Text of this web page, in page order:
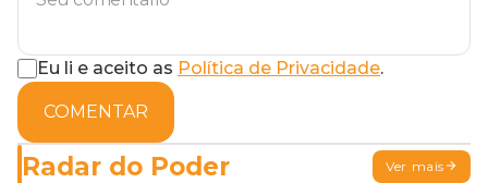
Eu li e aceito as Política de Privacidade.
COMENTAR
Radar do Poder Ver mais